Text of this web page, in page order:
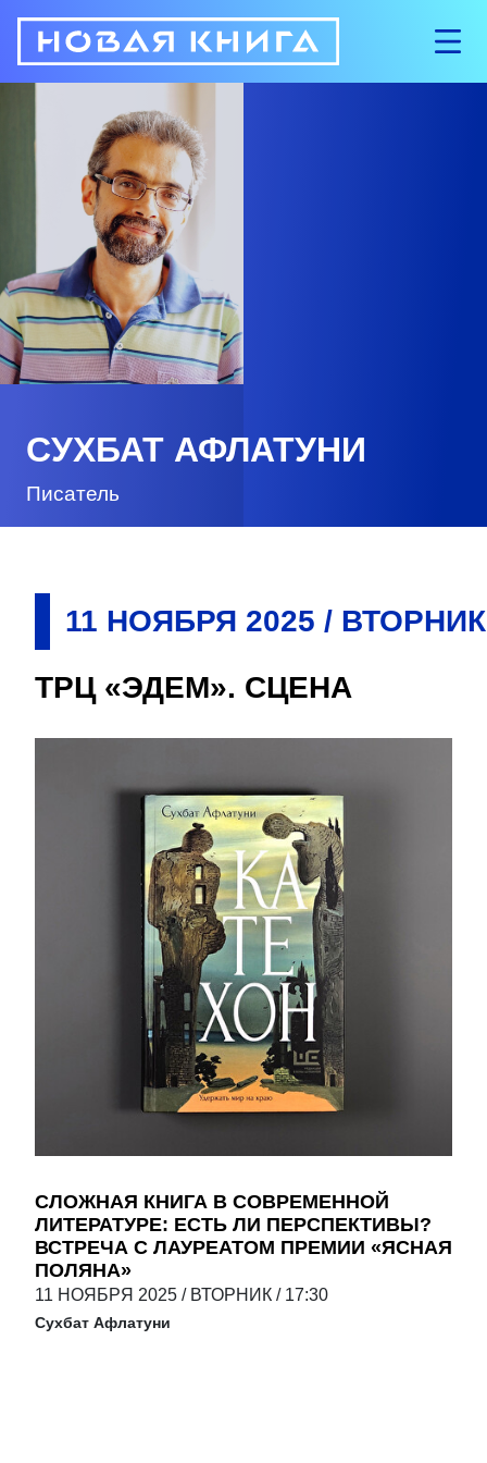
СУХБАТ АФЛАТУНИ
Писатель
11 НОЯБРЯ 2025 / ВТОРНИК
ТРЦ «ЭДЕМ». СЦЕНА
СЛОЖНАЯ КНИГА В СОВРЕМЕННОЙ
ЛИТЕРАТУРЕ: ЕСТЬ ЛИ ПЕРСПЕКТИВЫ?
ВСТРЕЧА С ЛАУРЕАТОМ ПРЕМИИ «ЯСНАЯ
ПОЛЯНА»
11 НОЯБРЯ 2025 / ВТОРНИК / 17:30
Сухбат Афлатуни